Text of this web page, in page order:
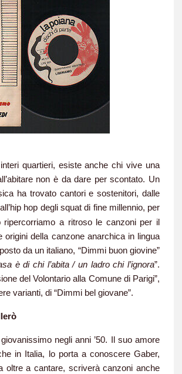
quartieri, esiste anche chi vive una
non è da dare per scontato. Un
ha trovato cantori e sostenitori, dalle
hop degli squat di fine millennio, per
ripercorriamo a ritroso le canzoni per il
della canzone anarchica in lingua
da un italiano, “Dimmi buon giovine”
è di chi l’abita / un ladro chi l’ignora”.
del Volontario alla Comune di Parigi”,
varianti, di “Dimmi bel giovane”.
negli anni ’50. Il suo amore
in Italia, lo porta a conoscere Gaber,
oltre a cantare, scriverà canzoni anche